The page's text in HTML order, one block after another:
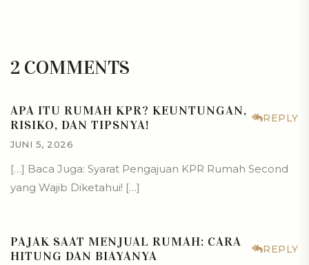
2 COMMENTS
APA ITU RUMAH KPR? KEUNTUNGAN,
RISIKO, DAN TIPSNYA!
REPLY
JUNI 5, 2026
[…] Baca Juga: Syarat Pengajuan KPR Rumah Second
yang Wajib Diketahui! […]
PAJAK SAAT MENJUAL RUMAH: CARA
HITUNG DAN BIAYANYA
REPLY